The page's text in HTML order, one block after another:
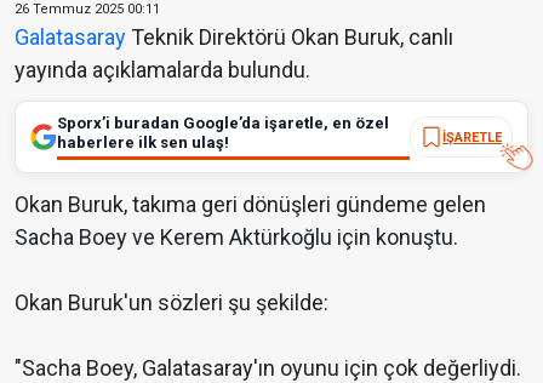
26 Temmuz 2025 00:11
GalatasarayTeknik Direktörü Okan Buruk, canlı
yayında açıklamalarda bulundu.
Sporx’i buradan Google’da işaretle, en özel
haberlere ilk sen ulaş!
İŞARETLE
Okan Buruk, takıma geri dönüşleri gündeme gelen
Sacha Boey ve Kerem Aktürkoğlu için konuştu.
Okan Buruk'un sözleri şu şekilde:
"Sacha Boey, Galatasaray'ın oyunu için çok değerliydi.